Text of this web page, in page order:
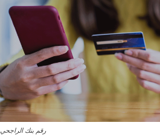
رقم بنك الراجحي